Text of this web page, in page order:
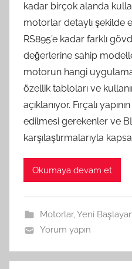
kadar birçok alanda
motorlar detaylı şekilde
RS895’e kadar farklı
değerlerine sahip
motorun hangi
özellik tabloları ve
açıklanıyor. Fırçalı
edilmesi gerekenler ve
karşılaştırmalarıyla
Okumaya devam et
Motorlar,Yeni
Yorum yapın